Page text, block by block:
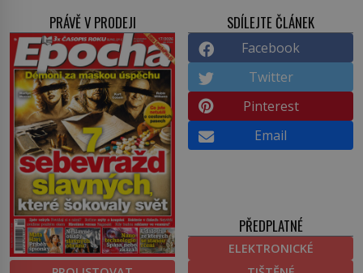
PRÁVĚ V PRODEJI SDÍLEJTE ČLÁNEK
Facebook
Twitter
Pinterest
Email
PŘEDPLATNÉ
ELEKTRONICKÉ